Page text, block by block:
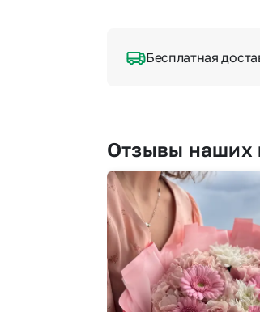
Бесплатная
Отзывы наших